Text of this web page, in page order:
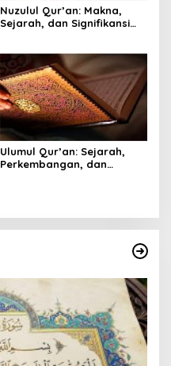
Nuzulul Qur’an: Makna,
Sejarah, dan Signifikansi
Ulumul Qur’an: Sejarah,
Perkembangan, dan